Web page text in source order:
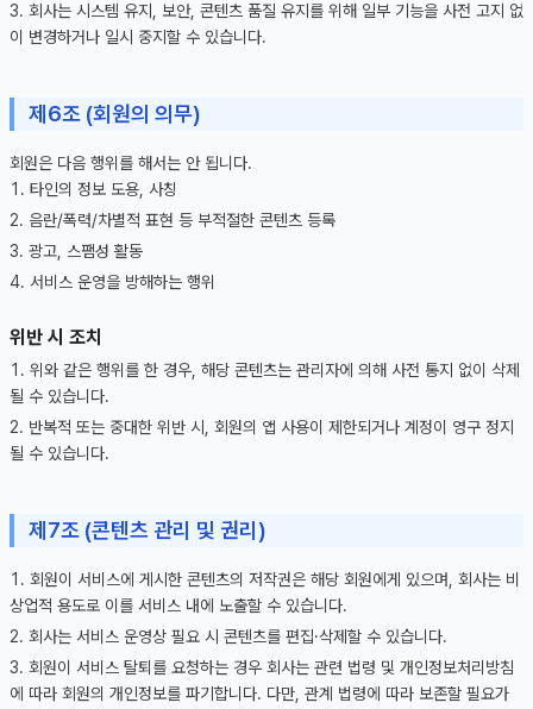
회사는 시스템 유지, 보안, 콘텐츠 품질 유지를 위해 일부 기능을 사전 고지 없
이 변경하거나 일시 중지할 수 있습니다.
제6조 (회원의 의무)
회원은 다음 행위를 해서는 안 됩니다.
타인의 정보 도용, 사칭
음란/폭력/차별적 표현 등 부적절한 콘텐츠 등록
광고, 스팸성 활동
서비스 운영을 방해하는 행위
위반 시 조치
위와 같은 행위를 한 경우, 해당 콘텐츠는 관리자에 의해 사전 통지 없이 삭제
될 수 있습니다.
반복적 또는 중대한 위반 시, 회원의 앱 사용이 제한되거나 계정이 영구 정지
될 수 있습니다.
제7조 (콘텐츠 관리 및 권리)
회원이 서비스에 게시한 콘텐츠의 저작권은 해당 회원에게 있으며, 회사는 비
상업적 용도로 이를 서비스 내에 노출할 수 있습니다.
회사는 서비스 운영상 필요 시 콘텐츠를 편집·삭제할 수 있습니다.
회원이 서비스 탈퇴를 요청하는 경우 회사는 관련 법령 및 개인정보처리방침
에 따라 회원의 개인정보를 파기합니다. 다만, 관계 법령에 따라 보존할 필요가